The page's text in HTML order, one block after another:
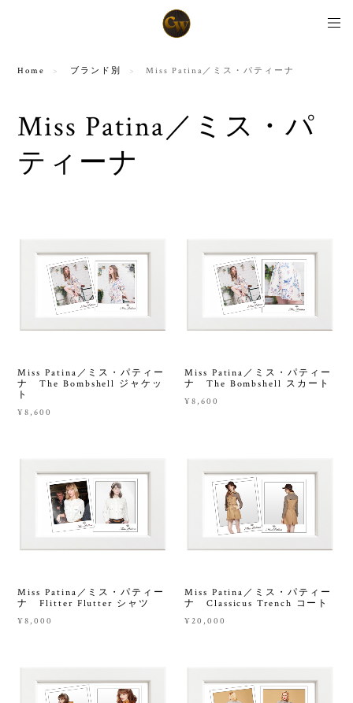
Home ブランド別 Miss Patina／ミス・パティーナ
Miss Patina／ミス・パ
ティーナ
Miss Patina／ミス・パティー
ナ The Bombshell ジャケッ
ト
¥8,600
Miss Patina／ミス・パティー
ナ The Bombshell スカート
¥8,600
Miss Patina／ミス・パティー
ナ Flitter Flutter シャツ
¥8,000
Miss Patina／ミス・パティー
ナ Classicus Trench コート
¥20,000